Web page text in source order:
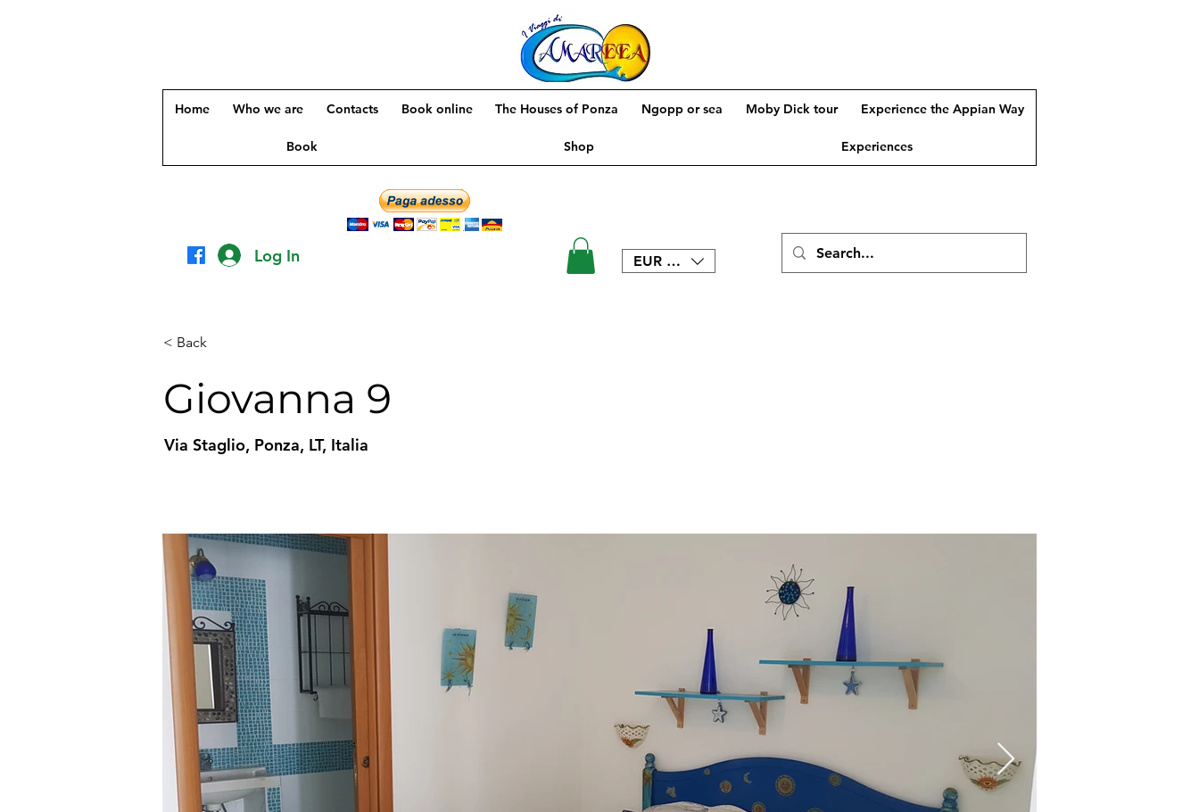
Home Who we are Contacts Book online The Houses of Ponza Ngopp or sea Moby Dick tour Experience the Appian Way
Book Shop Experiences
EUR (€)
Log In
< Back
Giovanna 9
Via Staglio, Ponza, LT, Italia